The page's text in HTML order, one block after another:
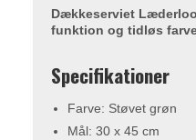
Dækkeserviet
funktion og tidløs
Specifikationer
Farve: Støvet grøn
Mål: 30 x 45 cm